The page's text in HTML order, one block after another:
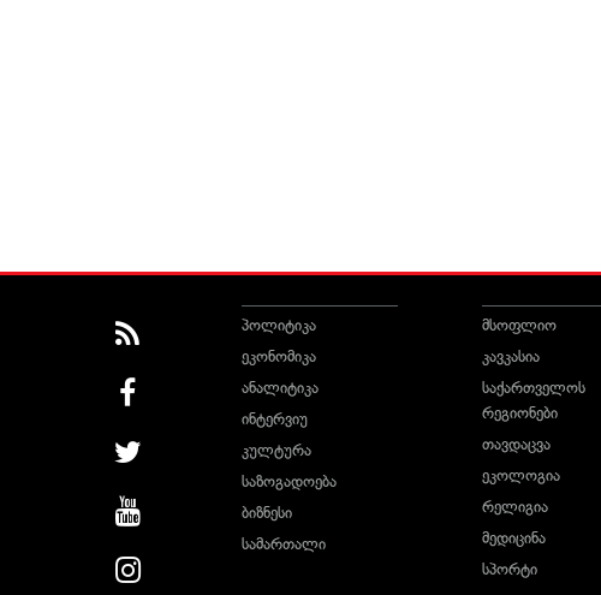
პოლიტიკა
ეკონომიკა
ანალიტიკა
ინტერვიუ
კულტურა
საზოგადოება
ბიზნესი
სამართალი
მსოფლიო
კავკასია
საქართველოს
რეგიონები
თავდაცვა
ეკოლოგია
რელიგია
მედიცინა
სპორტი